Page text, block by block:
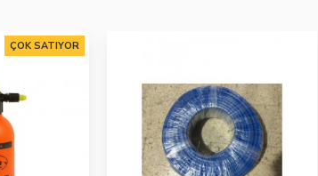
ÇOK SATIYOR